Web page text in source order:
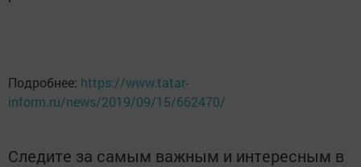
Подробнее: https://www.tatar-
inform.ru/news/2019/09/15/662470/
Следите за самым важным и интересным в